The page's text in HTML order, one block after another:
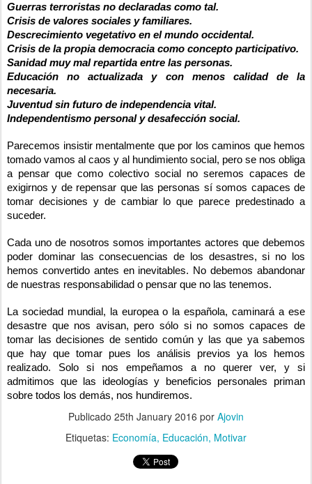
Guerras terroristas no declaradas como tal.
Crisis de valores sociales y familiares.
Descrecimiento vegetativo en el mundo occidental.
Crisis de la propia democracia como concepto participativo.
Sanidad muy mal repartida entre las personas.
Educación no actualizada y con menos calidad de la
necesaria.
Juventud sin futuro de independencia vital.
Independentismo personal y desafección social.
Parecemos insistir mentalmente que por los caminos que hemos
tomado vamos al caos y al hundimiento social, pero se nos obliga
a pensar que como colectivo social no seremos capaces de
exigirnos y de repensar que las personas sí somos capaces de
tomar decisiones y de cambiar lo que parece predestinado a
suceder.
Cada uno de nosotros somos importantes actores que debemos
poder dominar las consecuencias de los desastres, si no los
hemos convertido antes en inevitables. No debemos abandonar
de nuestras responsabilidad o pensar que no las tenemos.
La sociedad mundial, la europea o la española, caminará a ese
desastre que nos avisan, pero sólo si no somos capaces de
tomar las decisiones de sentido común y las que ya sabemos
que hay que tomar pues los análisis previos ya los hemos
realizado. Solo si nos empeñamos a no querer ver, y si
admitimos que las ideologías y beneficios personales priman
sobre todos los demás, nos hundiremos.
Publicado 25th January 2016 por Ajovin
Etiquetas: Economía Educación Motivar